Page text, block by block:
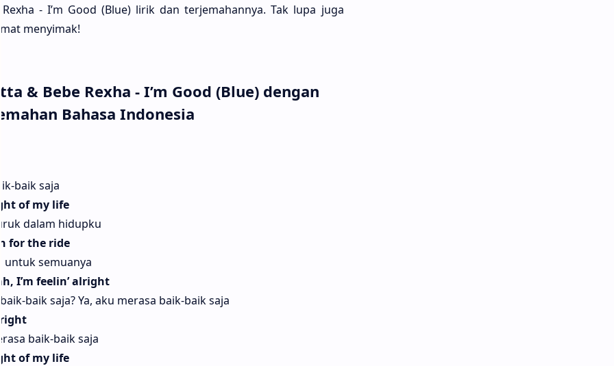
- I’m Good (Blue) lirik dan terjemahan­nya. Tak lupa juga
menyi­mak!
& Bebe Rexha - I’m Good (Blue) dengan
Bahasa Indonesia
baik saja
of my life
dalam hidupku
for the ride
untuk semuanya
I’m feelin’ alright
baik saja? Ya, aku merasa baik-baik saja
baik-baik saja
of my life